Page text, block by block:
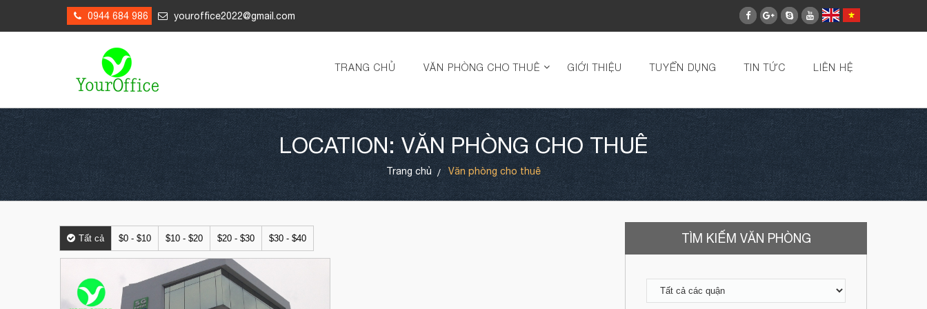
0944 684 986 youroffice2022@gmail.com
TRANG CHỦ VĂN PHÒNG CHO THUÊ GIỚI THIỆU TUYỂN DỤNG TIN TỨC LIÊN HỆ
LOCATION: VĂN PHÒNG CHO THUÊ
Trang chủ Văn phòng cho thuê
TÌM KIẾM VĂN PHÒNG
Tất cả $0 - $10 $10 - $20 $20 - $30 $30 - $40